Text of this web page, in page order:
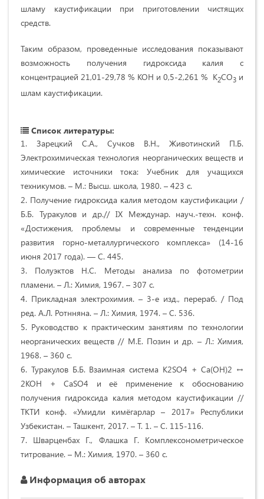
шламу каустификации при приготовлении чистящих
средств.
Таким образом, проведенные исследования показывают
возможность получения гидроксида калия с
концентрацией 21,01-29,78 % КОН и 0,5-2,261 % К2СО3и
шлам каустификации.
Список литературы:
1. Зарецкий С.А., Сучков В.Н., Животинский П.Б.
Электрохимическая технология неорганических веществ и
химические источники тока: Учебник для учащихся
техникумов. – М.: Высш. школа, 1980. – 423 с.
2. Получение гидроксида калия методом каустификации /
Б.Б. Туракулов и др.// IX Междунар. науч.-техн. конф.
«Достижения, проблемы и современные тенденции
развития горно-металлургического комплекса» (14-16
июня 2017 года). –– С. 445.
3. Полуэктов Н.С. Методы анализа по фотометрии
пламени. – Л.: Химия, 1967. – 307 с.
4. Прикладная электрохимия. – 3-е изд., перераб. / Под
ред. А.Л. Ротнняна. – Л.: Химия, 1974. – С. 536.
5. Руководство к практическим занятиям по технологии
неорганических веществ // М.Е. Позин и др. – Л.: Химия,
1968. – 360 с.
6. Туракулов Б.Б. Взаимная система K2SO4 + Ca(OH)2 ↔
2KOH + CaSO4 и её применение к обоснованию
получения гидроксида калия методом каустификации //
ТКТИ конф. «Умидли кимёгарлар – 2017» Республики
Узбекистан. – Ташкент, 2017. – Т. 1. – С. 115-116.
7. Шварценбах Г., Флашка Г. Комплексонометрическое
титрование. – М.: Химия, 1970. – 360 с.
Информация об авторах